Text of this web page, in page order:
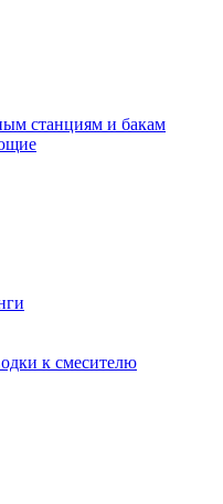
станциям и бакам
к смесителю